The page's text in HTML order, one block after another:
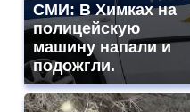
СМИ: В Химках на
полицейскую
машину напали и
подожгли.